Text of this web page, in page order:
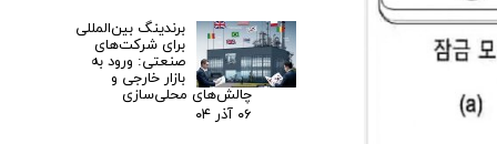
برندینگ بین‌المللی
برای شرکت‌های
صنعتی: ورود به
بازار خارجی و
چالش‌های محلی‌سازی
۰۶ آذر ۰۴